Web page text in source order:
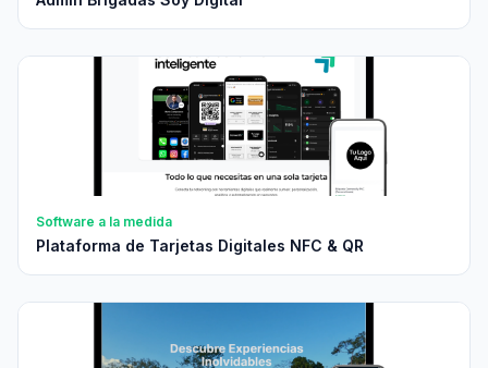
Software a la medida
Plataforma de Tarjetas Digitales NFC & QR